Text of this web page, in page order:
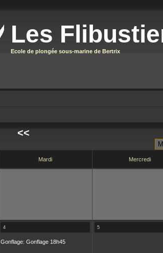
Les
Ecole de plongée sous-marine de Bertrix
<<
Mardi Mercredi
4
Gonflage: Gonflage 18h45
5